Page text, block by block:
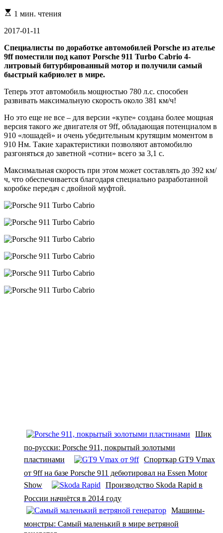
Расчетное
чтения
1 мин. чтения
2017-01-11
Специалисты по доработке автомобилей Porsche из ателье
9ff поместили под капот Porsche 911 Turbo Cabrio 4-
литровый битурбированный мотор и получили самый
быстрый кабриолет в мире.
Теперь этот автомобиль мощностью 780 л.с. способен
развивать максимальную скорость около 381 км/ч!
Но это еще не все – для версии «купе» создана более мощная
версия такого же двигателя от 9ff, обладающая потенциалом в
910 «лошадей» и очень убедительным крутящим моментом в
910 Нм. Такие характеристики позволяют автомобилю
разгоняться до заветной «сотни» всего за 3,1 с.
Максимальная скорость при этом может составлять до 392 км/
ч, что обеспечивается благодаря специально разработанной
коробке передач с двойной муфтой.
Шик
по-русски: Porsche 911, покрытый золотыми
пластинами
Спорткар GT9 Vmax
от 9ff на базе Porsche 911 дебютировал на Essen Motor
Show
Производство Skoda Rapid в
России начнётся в 2014 году
Машины-
монстры: Самый маленький в мире ветряной